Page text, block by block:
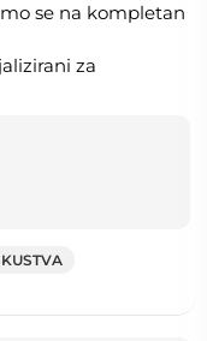
se na kompletan
za